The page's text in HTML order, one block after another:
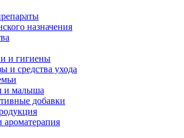
назначения
и гигиены
и средства ухода
и малыша
добавки